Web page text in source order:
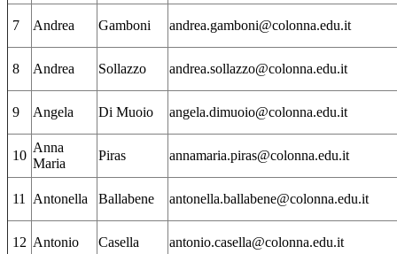
7 Andrea Gamboni andrea.gamboni@colonna.edu.it
8 Andrea Sollazzo andrea.sollazzo@colonna.edu.it
9 Angela Di Muoio angela.dimuoio@colonna.edu.it
10
Anna
Maria
Piras annamaria.piras@colonna.edu.it
11 Antonella Ballabene antonella.ballabene@colonna.edu.it
12 Antonio Casella antonio.casella@colonna.edu.it